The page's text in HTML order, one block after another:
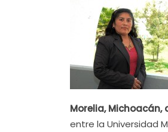
Morelia, Michoacán,
entre la Universidad